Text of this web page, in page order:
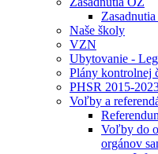
Naše školy
VZN
Ubytovanie -
Plány kontrolnej
PHSR 2015-
Voľby a
Voľby do
orgánov